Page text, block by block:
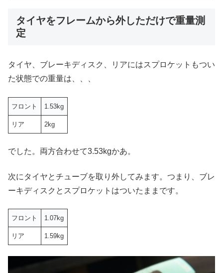
タイヤをフレームから外しただけで重量測
定
タイヤ、ブレーキディスク、リアにはスプロケットもつい
た状態での重量は、、、
フロント 1.53kg
リア 2kg
でした。両方合わせて3.53kgかあ。
次にタイヤとチューブを取り外してみます。つまり、ブレ
ーキディスクとスプロケットはついたままです。
フロント 1.07kg
リア 1.59kg